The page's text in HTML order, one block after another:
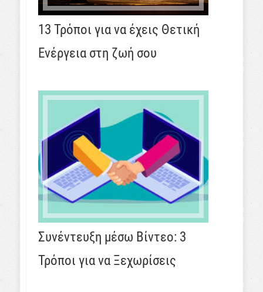
13 Τρόποι για να έχεις Θετική
Ενέργεια στη ζωή σου
Συνέντευξη μέσω Βίντεο: 3
Τρόποι για να Ξεχωρίσεις